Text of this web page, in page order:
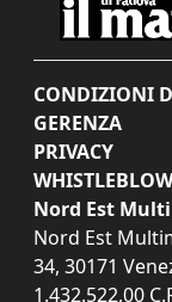
CONDIZIONI
GERENZA
PRIVACY
Nord Est
Nord Est
34, 30171
1.432.522,00